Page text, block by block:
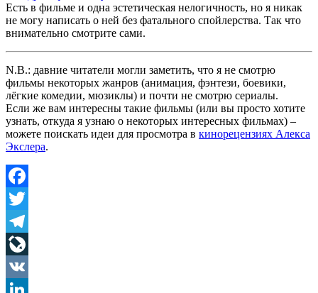
Есть в фильме и одна эстетическая нелогичность, но я никак
не могу написать о ней без фатального спойлерства. Так что
внимательно смотрите сами.
N.B.: давние читатели могли заметить, что я не смотрю
фильмы некоторых жанров (анимация, фэнтези, боевики,
лёгкие комедии, мюзиклы) и почти не смотрю сериалы.
Если же вам интересны такие фильмы (или вы просто хотите
узнать, откуда я узнаю о некоторых интересных фильмах) –
можете поискать идеи для просмотра в кинорецензиях Алекса
Экслера.
Facebook
Twitter
Telegram
LiveJournal
VK